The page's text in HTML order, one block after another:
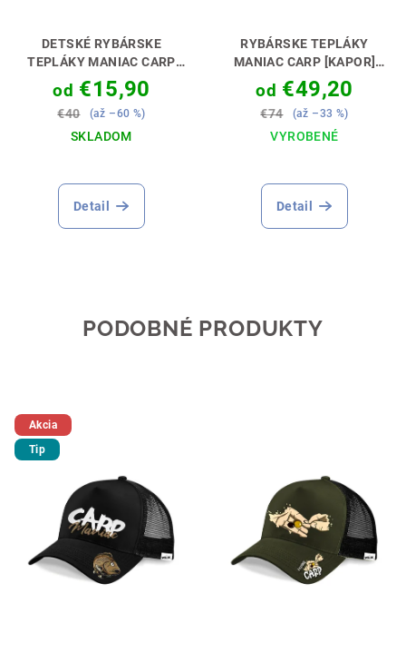
DETSKÉ RYBÁRSKE
TEPLÁKY MANIAC CARP
[KAPOR] PERFEKTNÝ
DARČEK PRE MALÉHO
KAPRÁRA🎁💝
od €15,90
€40 (až –60 %)
SKLADOM
Detail
RYBÁRSKE TEPLÁKY
MANIAC CARP [KAPOR]
HODIA SA DO TEPLÁKOVEJ
SÚPRAVY 👖🎣
od €49,20
€74 (až –33 %)
VYROBENÉ
Detail
PODOBNÉ PRODUKTY
Akcia
Tip